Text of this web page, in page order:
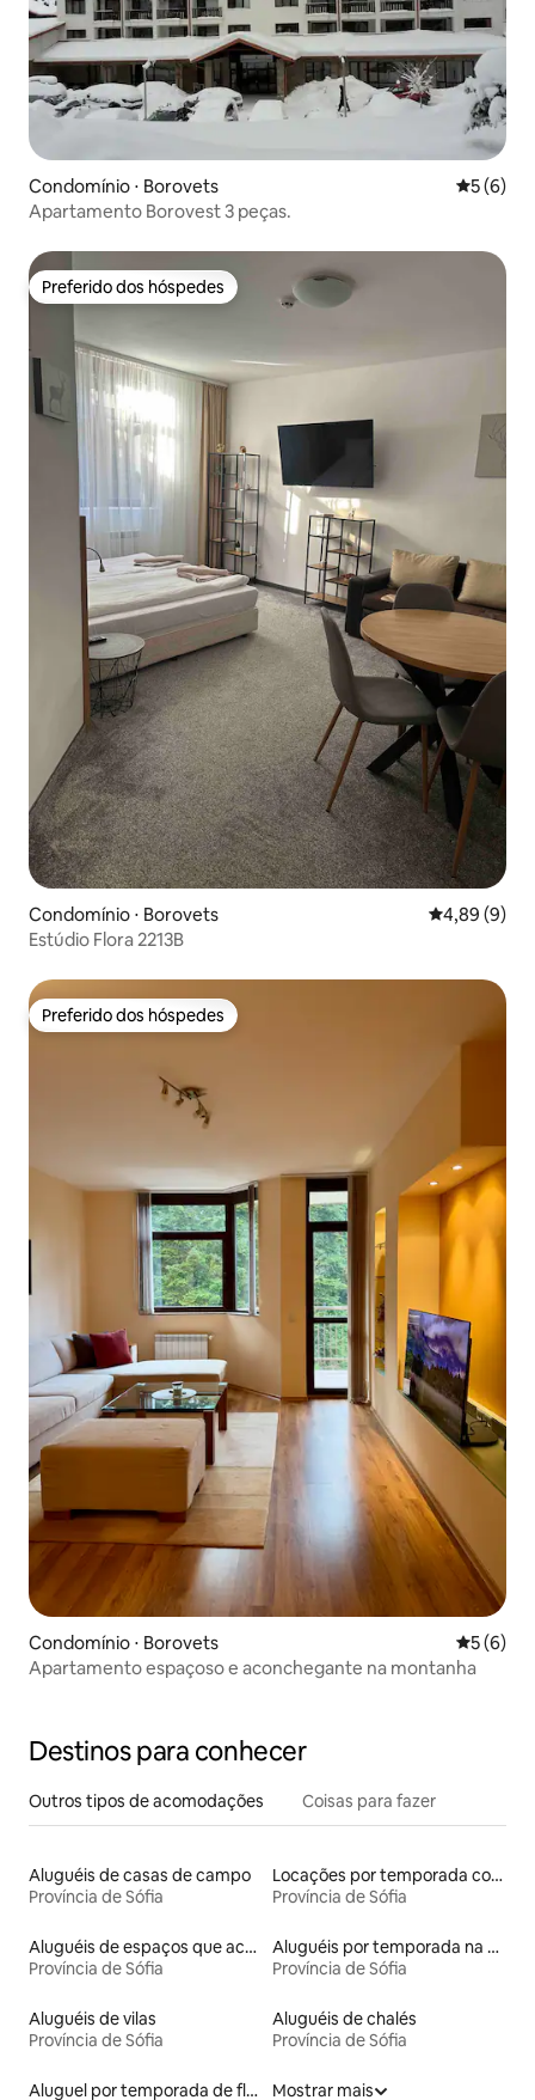
Condomínio ⋅ Borovets 5 de
5 (6)
Apartamento Borovest 3 peças.
Preferido dos hóspedes
Preferido dos hóspedes
Condomínio ⋅ Borovets 4,89 de uma
4,89 (9)
Estúdio Flora 2213B
Preferido dos hóspedes
Preferido dos hóspedes
Condomínio ⋅ Borovets 5 de
5 (6)
Apartamento espaçoso e aconchegante na montanha
Destinos para conhecer
Outros tipos de acomodações Coisas para fazer
Aluguéis de casas de campo
Província de Sófia
Locações por temporada com piscina
Província de Sófia
Aluguéis de espaços que aceitam animais de estimação
Província de Sófia
Aluguéis por temporada na orla
Província de Sófia
Aluguéis de vilas
Província de Sófia
Aluguéis de chalés
Província de Sófia
Aluguel por temporada de flats
Mostrar mais